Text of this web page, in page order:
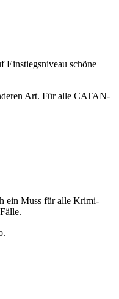
schöne
Art. Für alle CATAN-
ein Muss für alle Krimi-